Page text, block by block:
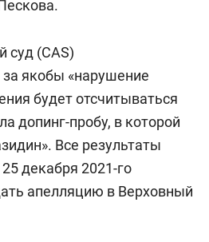
суд (CAS)
якобы «нарушение
будет отсчитываться
допинг-пробу, в которой
Все результаты
декабря 2021-го
апелляцию в Верховный